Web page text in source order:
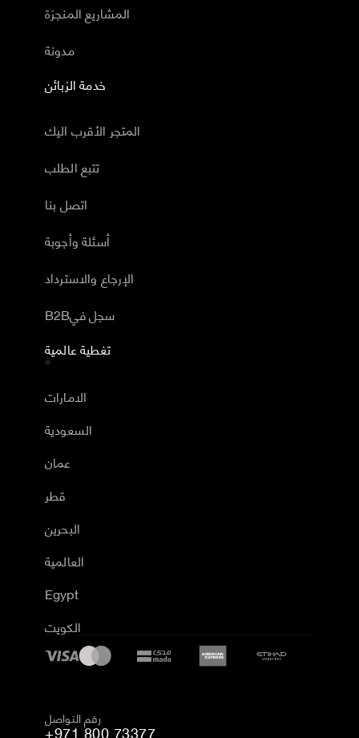
المشاريع المنجزة
مدونة
خدمة الزبائن
المتجر الأقرب اليك
تتبع الطلب
اتصل بنا
أسئلة وأجوبة
الإرجاع والاسترداد
B2Bسجل في
تغطية عالمية
الامارات
السعودية
عمان
قطر
البحرين
العالمية
Egypt
الكويت
رقم التواصل
+971 800 73377